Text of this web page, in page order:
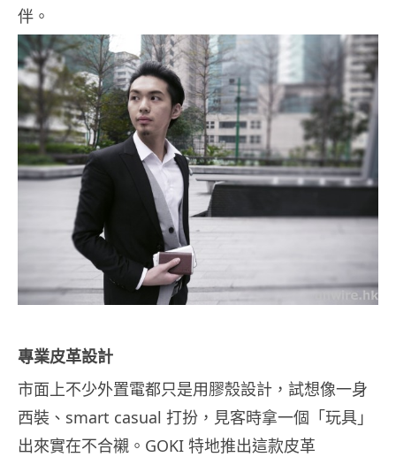
伴。
專業皮革設計
市面上不少外置電都只是用膠殼設計，試想像一身
西裝、smart casual 打扮，見客時拿一個「玩具」
出來實在不合襯。GOKI 特地推出這款皮革